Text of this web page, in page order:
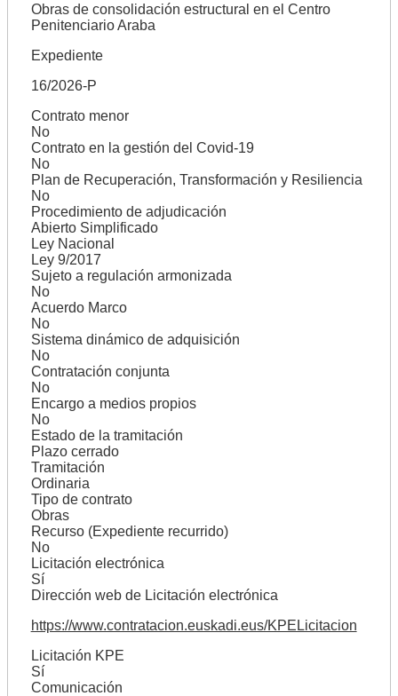
Obras de consolidación estructural en el Centro
Penitenciario Araba
Expediente
16/2026-P
Contrato menor
No
Contrato en la gestión del Covid-19
No
Plan de Recuperación, Transformación y Resiliencia
No
Procedimiento de adjudicación
Abierto Simplificado
Ley Nacional
Ley 9/2017
Sujeto a regulación armonizada
No
Acuerdo Marco
No
Sistema dinámico de adquisición
No
Contratación conjunta
No
Encargo a medios propios
No
Estado de la tramitación
Plazo cerrado
Tramitación
Ordinaria
Tipo de contrato
Obras
Recurso (Expediente recurrido)
No
Licitación electrónica
Sí
Dirección web de Licitación electrónica
https://www.contratacion.euskadi.eus/KPELicitacion
Licitación KPE
Sí
Comunicación